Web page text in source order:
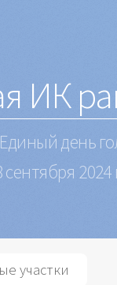
ИК
Единый день
сентября 2024
участки